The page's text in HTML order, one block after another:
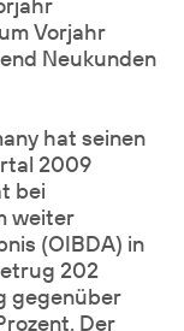
Vorjahr
Neukunden
hat seinen
2009
bei
weiter
(OIBDA) in
202
gegenüber
Der